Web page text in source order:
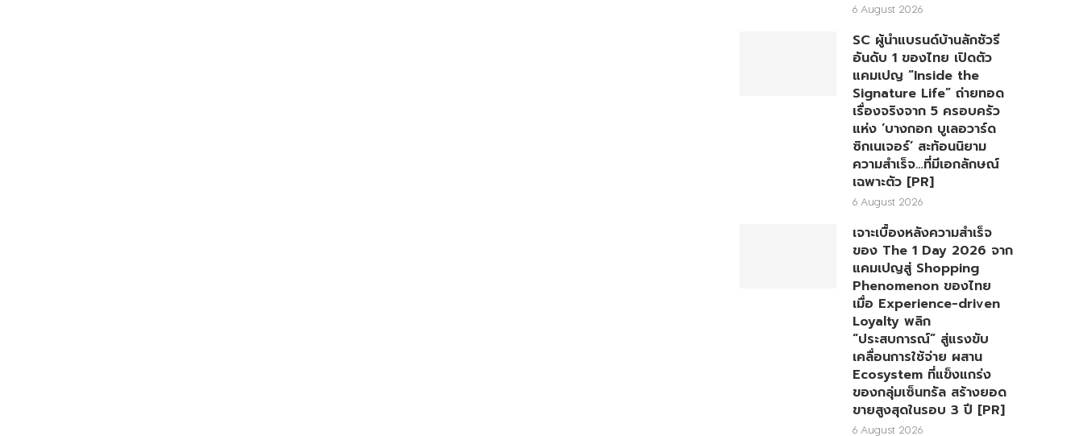
6 August 2026
SC ผู้นำแบรนด์บ้านลักชัวรี
อันดับ 1 ของไทย เปิดตัว
แคมเปญ “Inside the
Signature Life” ถ่ายทอด
เรื่องจริงจาก 5 ครอบครัว
แห่ง ‘บางกอก บูเลอวาร์ด
ซิกเนเจอร์’ สะท้อนนิยาม
ความสำเร็จ…ที่มีเอกลักษณ์
เฉพาะตัว [PR]
6 August 2026
เจาะเบื้องหลังความสำเร็จ
ของ The 1 Day 2026 จาก
แคมเปญสู่ Shopping
Phenomenon ของไทย
เมื่อ Experience-driven
Loyalty พลิก
“ประสบการณ์” สู่แรงขับ
เคลื่อนการใช้จ่าย ผสาน
Ecosystem ที่แข็งแกร่ง
ของกลุ่มเซ็นทรัล สร้างยอด
ขายสูงสุดในรอบ 3 ปี [PR]
6 August 2026